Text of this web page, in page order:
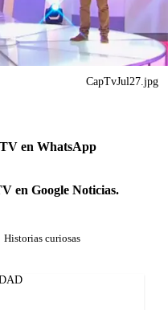
CapTvJul27.jpg
en WhatsApp
en Google Noticias.
Historias curiosas